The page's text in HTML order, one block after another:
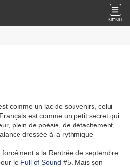
MENU
comme un lac de souvenirs, celui
est comme un petit secret qui
plein de poésie, de détachement,
dressée à la rythmique
à la Rentrée de septembre
le Full of Sound #5. Mais son